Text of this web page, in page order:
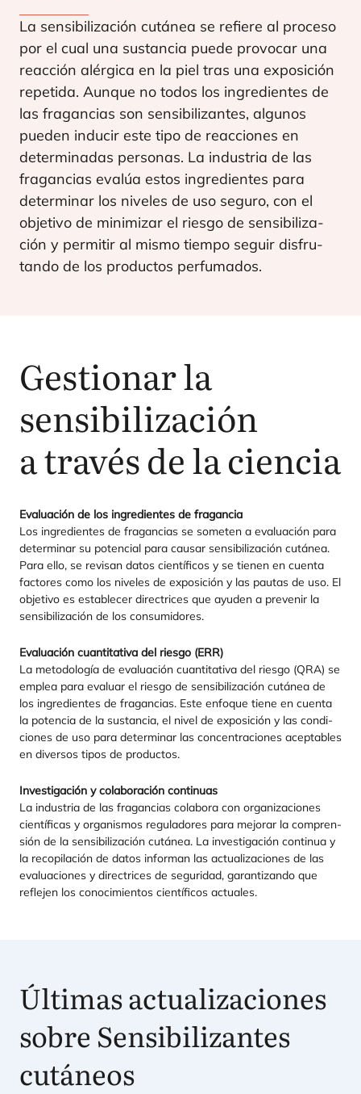
La sen­si­bi­li­za­ción cutá­nea se refie­re al pro­ce­so
por el cual una sus­tan­cia pue­de pro­vo­car una
reac­ción alér­gi­ca en la piel tras una expo­si­ción
repe­ti­da. Aun­que no todos los ingre­dien­tes de
las fra­gan­cias son sen­si­bi­li­zan­tes, algu­nos
pue­den indu­cir este tipo de reac­cio­nes en
deter­mi­na­das per­so­nas. La indus­tria de las
fra­gan­cias eva­lúa estos ingre­dien­tes para
deter­mi­nar los nive­les de uso segu­ro, con el
obje­ti­vo de mini­mi­zar el ries­go de sen­si­bi­li­za­
ción y per­mi­tir al mis­mo tiem­po seguir dis­fru­
tan­do de los pro­duc­tos perfumados.
Gestionar la
sensibilización
a través de la ciencia
Eva­lua­ción de los ingre­dien­tes de fra­gan­cia
Los ingre­dien­tes de fra­gan­cias se some­ten a eva­lua­ción para
deter­mi­nar su poten­cial para cau­sar sen­si­bi­li­za­ción cutá­nea.
Para ello, se revi­san datos cien­tí­fi­cos y se tie­nen en cuen­ta
fac­to­res como los nive­les de expo­si­ción y las pau­tas de uso. El
obje­ti­vo es esta­ble­cer direc­tri­ces que ayu­den a pre­ve­nir la
sen­si­bi­li­za­ción de los consumidores.
Eva­lua­ción cuan­ti­ta­ti­va del ries­go (ERR)
La meto­do­lo­gía de eva­lua­ción cuan­ti­ta­ti­va del ries­go (QRA) se
emplea para eva­luar el ries­go de sen­si­bi­li­za­ción cutá­nea de
los ingre­dien­tes de fra­gan­cias. Este enfo­que tie­ne en cuen­ta
la poten­cia de la sus­tan­cia, el nivel de expo­si­ción y las con­di­
cio­nes de uso para deter­mi­nar las con­cen­tra­cio­nes acep­ta­bles
en diver­sos tipos de productos.
Inves­ti­ga­ción y cola­bo­ra­ción con­ti­nuas
La indus­tria de las fra­gan­cias cola­bo­ra con orga­ni­za­cio­nes
cien­tí­fi­cas y orga­nis­mos regu­la­do­res para mejo­rar la com­pren­
sión de la sen­si­bi­li­za­ción cutá­nea. La inves­ti­ga­ción con­ti­nua y
la reco­pi­la­ción de datos infor­man las actua­li­za­cio­nes de las
eva­lua­cio­nes y direc­tri­ces de segu­ri­dad, garan­ti­zan­do que
refle­jen los cono­ci­mien­tos cien­tí­fi­cos actuales.
Últimas actualizaciones
sobre Sensibilizantes
cutáneos